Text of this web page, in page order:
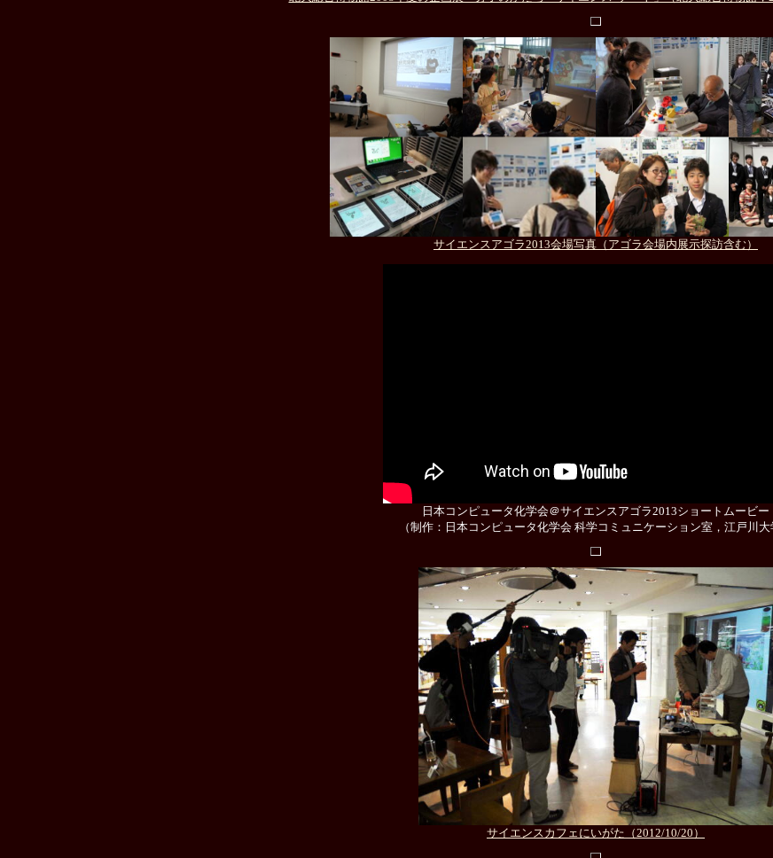
サイエンスアゴラ2013会場写真（アゴラ会場内展示探訪含む）
日本コンピュータ化学会＠サイエンスアゴラ2013ショートムービー
（制作：日本コンピュータ化学会 科学コミュニケーション室，江戸川大
サイエンスカフェにいがた（2012/10/20）